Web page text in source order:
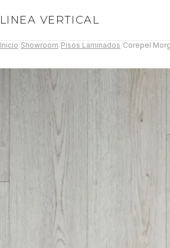
LINEA VERTICAL
Inicio Showroom Pisos Laminados Corepel